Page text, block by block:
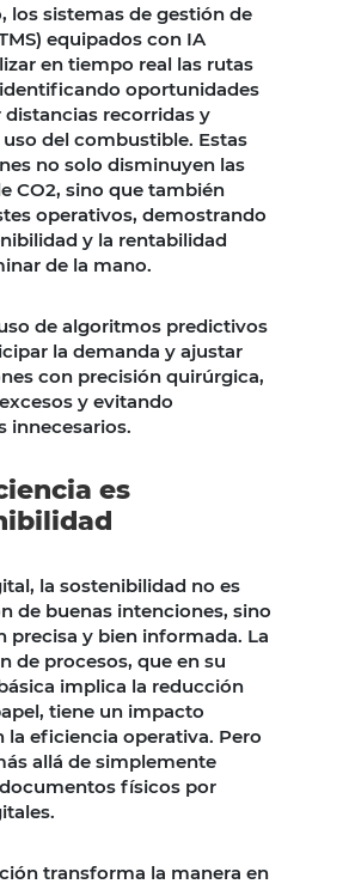
los sistemas de gestión de
equipados con IA
en tiempo real las rutas
oportunidades
distancias recorridas y
del combustible. Estas
no solo disminuyen las
CO2, sino que también
operativos, demostrando
y la rentabilidad
de la mano.
de algoritmos predictivos
la demanda y ajustar
con precisión quirúrgica,
y evitando
innecesarios.
es
la sostenibilidad no es
de buenas intenciones, sino
precisa y bien informada. La
de procesos, que en su
implica la reducción
tiene un impacto
la eficiencia operativa. Pero
allá de simplemente
físicos por
transforma la manera en